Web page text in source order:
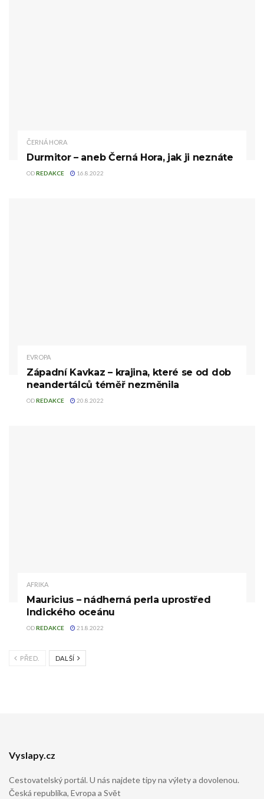
ČERNÁ HORA
Durmitor – aneb Černá Hora, jak ji neznáte
ODREDAKCE 16.8.2022
EVROPA
Západní Kavkaz – krajina, které se od dob
neandertálců téměř nezměnila
ODREDAKCE 20.8.2022
AFRIKA
Mauricius – nádherná perla uprostřed
Indického oceánu
ODREDAKCE 21.8.2022
PŘED. DALŠÍ
Vyslapy.cz
Cestovatelský portál. U nás najdete tipy na výlety a dovolenou.
Česká republika, Evropa a Svět